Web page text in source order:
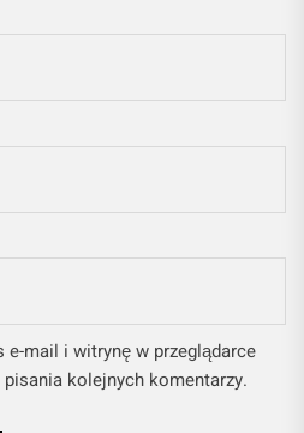
e-mail i witrynę w przeglądarce
pisania kolejnych komentarzy.